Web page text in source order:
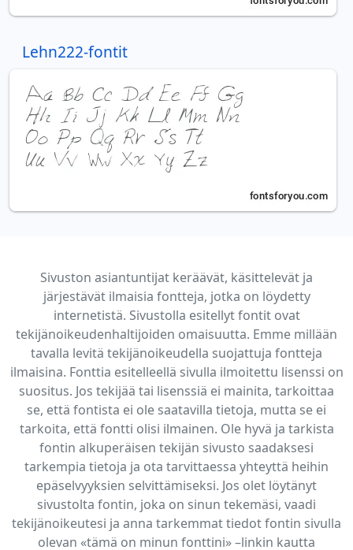
Lehn222-fontit
Sivuston asiantuntijat keräävät, käsittelevät ja
järjestävät ilmaisia fontteja, jotka on löydetty
internetistä. Sivustolla esitellyt fontit ovat
tekijänoikeudenhaltijoiden omaisuutta. Emme millään
tavalla levitä tekijänoikeudella suojattuja fontteja
ilmaisina. Fonttia esitelleellä sivulla ilmoitettu lisenssi on
suositus. Jos tekijää tai lisenssiä ei mainita, tarkoittaa
se, että fontista ei ole saatavilla tietoja, mutta se ei
tarkoita, että fontti olisi ilmainen. Ole hyvä ja tarkista
fontin alkuperäisen tekijän sivusto saadaksesi
tarkempia tietoja ja ota tarvittaessa yhteyttä heihin
epäselvyyksien selvittämiseksi. Jos olet löytänyt
sivustolta fontin, joka on sinun tekemäsi, vaadi
tekijänoikeutesi ja anna tarkemmat tiedot fontin sivulla
olevan «tämä on minun fonttini» –linkin kautta